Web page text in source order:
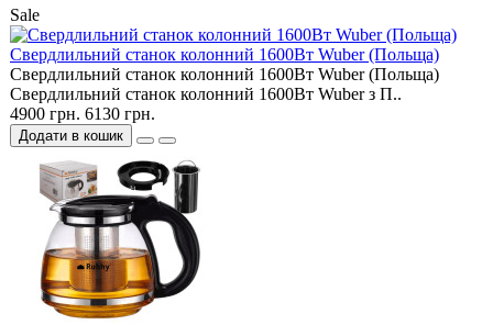
Sale
Свердлильний станок колонний 1600Вт Wuber (Польща)
Свердлильний станок колонний 1600Вт Wuber (Польща)
Свердлильний станок колонний 1600Вт Wuber з П..
4900 грн. 6130 грн.
Додати в кошик